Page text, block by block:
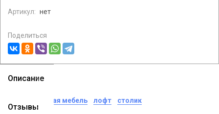
Артикул: нет
Поделиться
Описание
Отзывы
офисная мебель лофт столик